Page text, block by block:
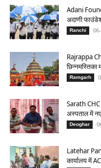
Adani
अदाणी
Ranchi
Rajrappa
Ramgarh
Sarath
अस्पताल में
Deoghar
Latehar
कार्यालय में